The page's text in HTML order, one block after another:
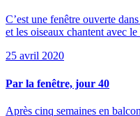
C’est une fenêtre ouverte
et les oiseaux chantent avec
25 avril 2020
Par la fenêtre, jour 40
Après cinq semaines en